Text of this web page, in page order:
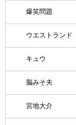
爆笑問題
ウエストランド
キュウ
脳みそ夫
宮地大介